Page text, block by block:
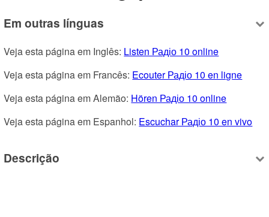
Em outras línguas
Veja esta página em Inglês: Listen Радіо 10 online
Veja esta página em Francês: Ecouter Радіо 10 en ligne
Veja esta página em Alemão: Hören Радіо 10 online
Veja esta página em Espanhol: Escuchar Радіо 10 en vivo
Descrição